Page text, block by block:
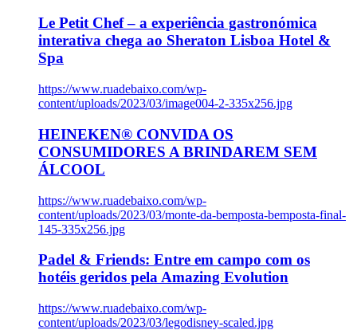
Le Petit Chef – a experiência gastronómica
interativa chega ao Sheraton Lisboa Hotel &
Spa
https://www.ruadebaixo.com/wp-
content/uploads/2023/03/image004-2-335x256.jpg
HEINEKEN® CONVIDA OS
CONSUMIDORES A BRINDAREM SEM
ÁLCOOL
https://www.ruadebaixo.com/wp-
content/uploads/2023/03/monte-da-bemposta-bemposta-final-
145-335x256.jpg
Padel & Friends: Entre em campo com os
hotéis geridos pela Amazing Evolution
https://www.ruadebaixo.com/wp-
content/uploads/2023/03/legodisney-scaled.jpg